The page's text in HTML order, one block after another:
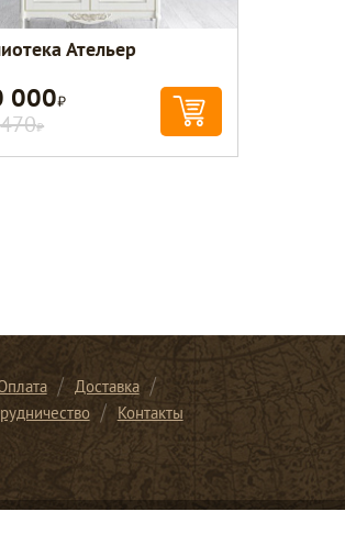
Ательер
000Р
Р
Доставка
Контакты
группу Вконтакте